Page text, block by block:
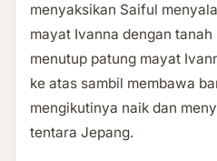
menyaksikan Saiful
mayat Ivanna dengan
menutup patung mayat
ke atas sambil membawa
mengikutinya naik dan
tentara Jepang.